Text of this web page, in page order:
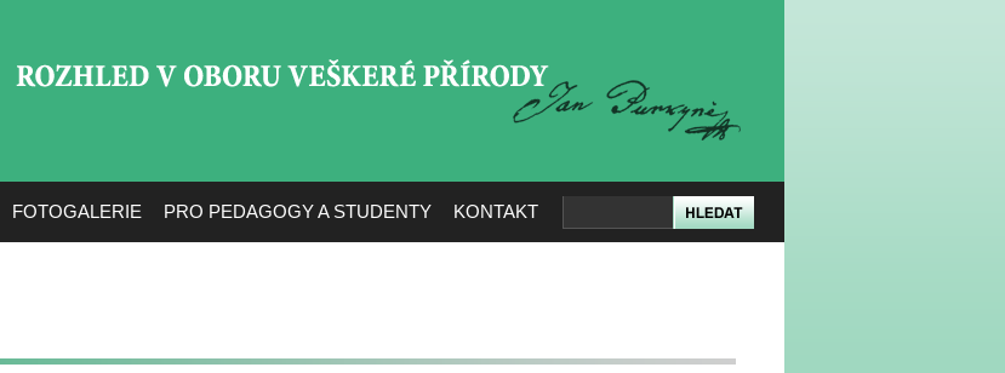
FOTOGALERIE PRO PEDAGOGY A STUDENTY KONTAKT